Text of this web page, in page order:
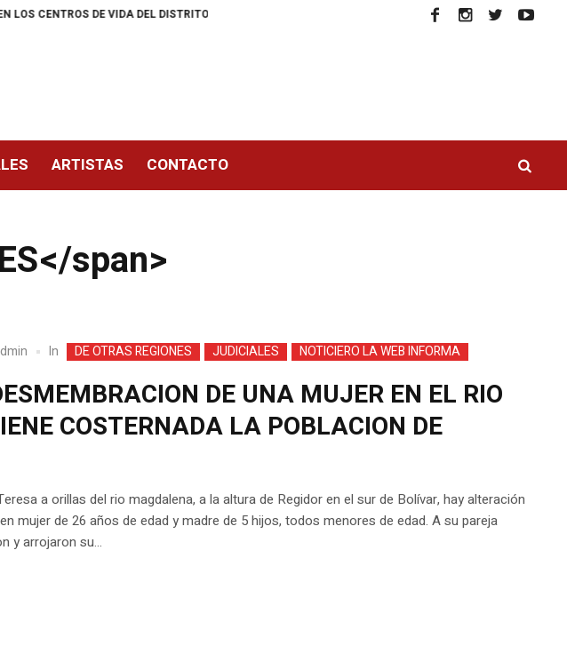
DEL DISTRITO A LA CARCEL DIRECTOR DE ESCUELA DE DANZA EN CARTAGENA POR ABUSO SEXUAL
ARTISTAS CONTACTO
span>
In DE OTRAS REGIONES JUDICIALES NOTICIERO LA WEB INFORMA
DE UNA MUJER EN EL RIO
COSTERNADA LA POBLACION DE
a orillas del rio magdalena, a la altura de Regidor en el sur de Bolívar, hay alteración
mujer de 26 años de edad y madre de 5 hijos, todos menores de edad. A su pareja
y arrojaron su...